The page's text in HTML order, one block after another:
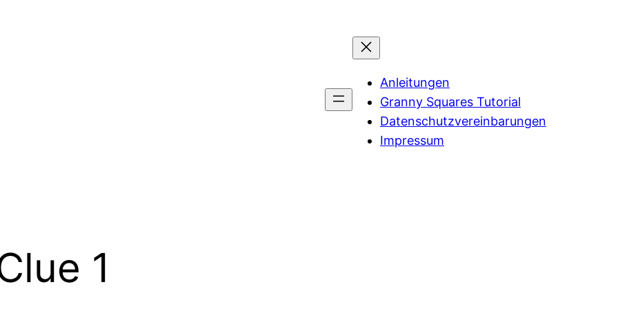
Anleitungen
Granny Squares Tutorial
Datenschutzvereinbarungen
Impressum
1